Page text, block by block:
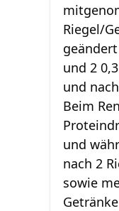
Riegel/
und 2
und
Beim
und
nach 2
sowie